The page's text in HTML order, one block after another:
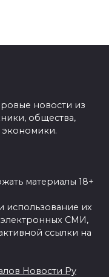
новости из
общества,
экономики.
материалы 18+
использование их
СМИ,
ссылки на
Новости Ру